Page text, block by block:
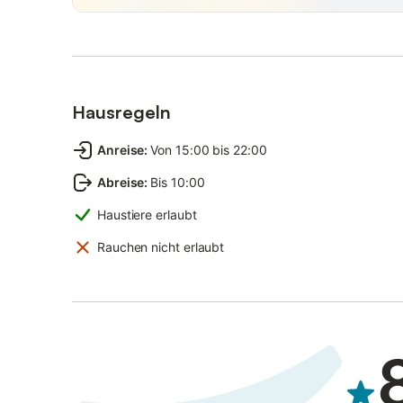
Hausregeln
Anreise: Von 15:00 bis 22:00
Abreise: Bis 10:00
Haustiere erlaubt
Rauchen nicht erlaubt